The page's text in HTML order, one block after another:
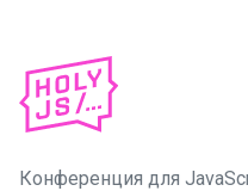
Конференция для